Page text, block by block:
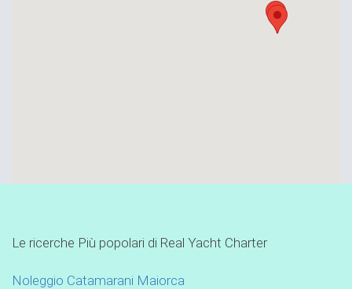
Le ricerche Più popolari di Real Yacht Charter
Noleggio Catamarani Maiorca